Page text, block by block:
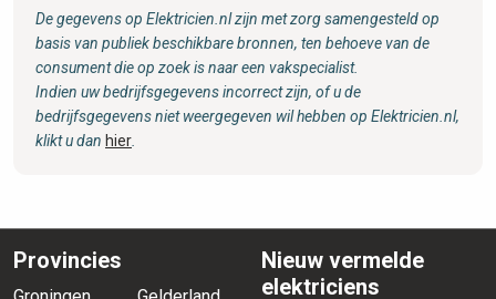
De gegevens op Elektricien.nl zijn met zorg samengesteld op
basis van publiek beschikbare bronnen, ten behoeve van de
consument die op zoek is naar een vakspecialist.
Indien uw bedrijfsgegevens incorrect zijn, of u de
bedrijfsgegevens niet weergegeven wil hebben op Elektricien.nl,
klikt u dan hier
Provincies
Nieuw vermelde
elektriciens